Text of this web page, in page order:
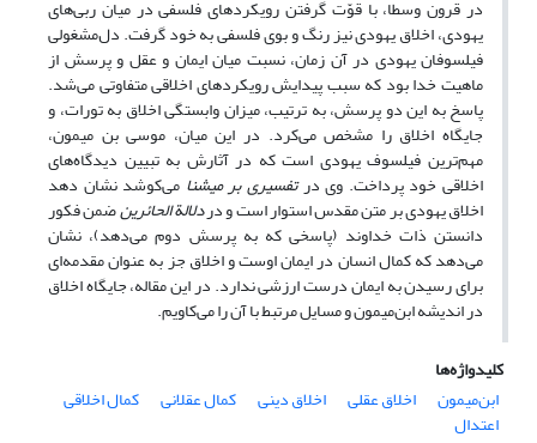
در قرون وسطا، با قوّت گرفتن رویکردهای فلسفی در میان ربی‌های
یهودی، اخلاق یهودی نیز رنگ و بوی فلسفی به خود گرفت. دل‌مشغولی
فیلسوفان یهودی در آن زمان، نسبت میان ایمان و عقل و پرسش از
ماهیت خدا بود که سبب پیدایش رویکردهای اخلاقی متفاوتی می‌شد.
پاسخ به این دو پرسش، به ترتیب، میزان وابستگی اخلاق به تورات، و
جایگاه اخلاق را مشخص می‌کرد. در این میان، موسی بن میمون،
مهم‌ترین فیلسوف یهودی است که در آثارش به تبیین دیدگاه‌های
اخلاقی خود پرداخت. وی درتفسیری بر میشنا می‌کوشد نشان دهد
اخلاق یهودی بر متن مقدس استوار است و دردلالة الحائرینضمن فکور
دانستن ذات خداوند (پاسخی که به پرسش دوم می‌دهد)، نشان
می‌دهد که کمال انسان در ایمان اوست و اخلاق جز به عنوان مقدمه‌ای
برای رسیدن به ایمان درست ارزشی ندارد. در این مقاله، جایگاه اخلاق
در اندیشه ابن‌میمون و مسایل مرتبط با آن را می‌کاویم.
کلیدواژه‌ها
ابن‌میمون
اخلاق عقلی اخلاق دینی کمال عقلانی کمال اخلاقی
اعتدال